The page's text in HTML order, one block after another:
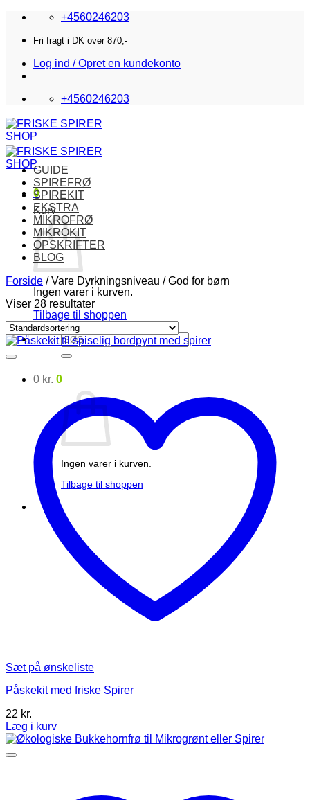
Fortsæt
indhold
+4560246203
Fri fragt i DK over 870,-
Log ind / Opret en kundekonto
+4560246203
0
Kurv
Ingen varer i kurven.
Tilbage til shoppen
Søg
efter:
0 kr. 0
Ingen varer i kurven.
Tilbage til shoppen
GUIDE
SPIREFRØ
SPIREKIT
EKSTRA
MIKROFRØ
MIKROKIT
OPSKRIFTER
BLOG
Forside /Vare Dyrkningsniveau /God for børn
Viser 28 resultater
Sæt på ønskeliste
Påskekit med friske Spirer
22 kr.
Læg i kurv
Dette
vare